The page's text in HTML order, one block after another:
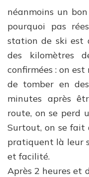
néanmoins un
pourquoi pas
station de ski est
des kilomètres
confirmées : on est
de tomber en
minutes après
route, on se perd
Surtout, on se fait
pratiquent là leur
et facilité.
Après 2 heures et